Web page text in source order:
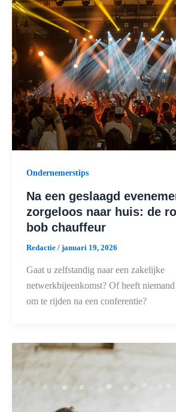
Ondernemerstips
Na een geslaagd
zorgeloos naar huis: de
bob chauffeur
Redactie / januari 19, 2026
Gaat u zelfstandig naar een zakelijke
netwerkbijeenkomst? Of heeft
om te rijden na een conferentie?